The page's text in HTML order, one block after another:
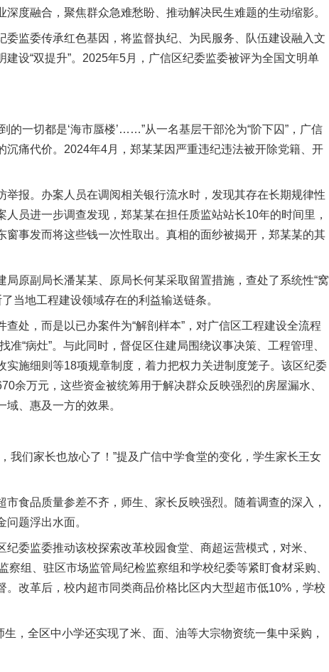
度融合，聚焦群众急难愁盼、推动解决民生难题的生动缩影。
监委传承红色基因，将监督执纪、为民服务、队伍建设融入文
设“双提升”。2025年5月，广信区纪委监委被评为全国文明单
一切都是‘海市蜃楼’……”从一名基层干部沦为“阶下囚”，广信
痛代价。2024年4月，郑某某因严重违纪违法被开除党籍、开
报。办案人员在调阅相关银行流水时，发现其存在长期规律性
员进一步调查发现，郑某某在担任质监站站长10年的时间里，
事发而将这些钱一次性取出。真相的面纱被揭开，郑某某的其
副局长潘某某、原局长何某采取留置措施，查处了系统性“窝
当地工程建设领域存在的利益输送链条。
，而是以已办案件为“解剖样本”，对广信区工程建设全流程
“病灶”。与此同时，督促区住建局围绕议事决策、工程管理、
施细则等18项规章制度，着力把权力关进制度笼子。该区纪委
余万元，这些资金被统筹用于解决群众反映强烈的房屋漏水、
、惠及一方的效果。
们家长也放心了！”提及广信中学食堂的变化，学生家长王女
品质量参差不齐，师生、家长反映强烈。随着调查的深入，
题浮出水面。
监委推动该校探索改革校园食堂、商超运营模式，对米、
组、驻区市场监管局纪检监察组和学校纪委等紧盯食材采购、
改革后，校内超市同类商品价格比区内大型超市低10%，学校
全区中小学还实现了米、面、油等大宗物资统一集中采购，